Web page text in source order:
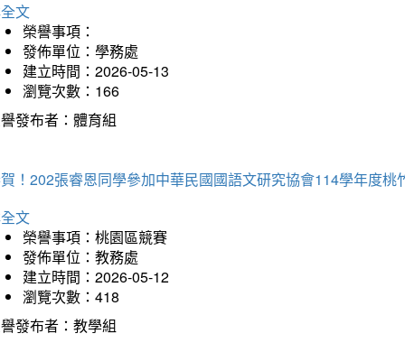
文
榮譽事項：
發佈單位：學務處
建立時間：2026-05-13
瀏覽次數：166
發布者：體育組
！202張睿恩同學參加中華民國國語文研究協會114學年度
文
榮譽事項：桃園區競賽
發佈單位：教務處
建立時間：2026-05-12
瀏覽次數：418
發布者：教學組